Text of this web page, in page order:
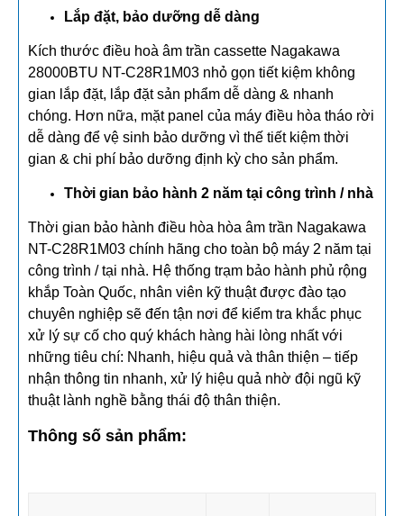
Lắp đặt, bảo dưỡng dễ dàng
Kích thước điều hoà âm trần cassette Nagakawa
28000BTU NT-C28R1M03 nhỏ gọn tiết kiệm không
gian lắp đặt, lắp đặt sản phẩm dễ dàng & nhanh
chóng. Hơn nữa, mặt panel của máy điều hòa tháo rời
dễ dàng để vệ sinh bảo dưỡng vì thế tiết kiệm thời
gian & chi phí bảo dưỡng định kỳ cho sản phẩm.
Thời gian bảo hành 2 năm tại công trình / nhà
Thời gian bảo hành điều hòa hòa âm trần Nagakawa
NT-C28R1M03 chính hãng cho toàn bộ máy 2 năm tại
công trình / tại nhà. Hệ thống trạm bảo hành phủ rộng
khắp Toàn Quốc, nhân viên kỹ thuật được đào tạo
chuyên nghiệp sẽ đến tận nơi để kiểm tra khắc phục
xử lý sự cố cho quý khách hàng hài lòng nhất với
những tiêu chí: Nhanh, hiệu quả và thân thiện – tiếp
nhận thông tin nhanh, xử lý hiệu quả nhờ đội ngũ kỹ
thuật lành nghề bằng thái độ thân thiện.
Thông số sản phẩm: